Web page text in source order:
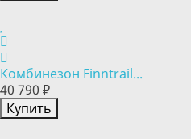
Комбинезон Finntrail...
40 790 ₽
Купить